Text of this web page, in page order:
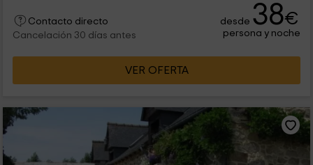
Contacto directo
Cancelación 30 días antes
desde 38€
persona y noche
VER OFERTA